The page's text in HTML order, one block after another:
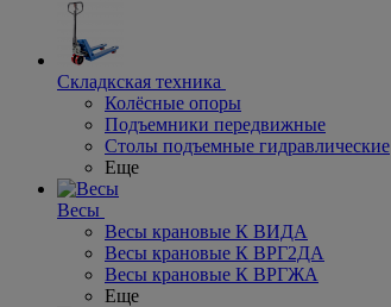
Складкская техника
Колёсные опоры
Подъемники передвижные
Столы подъемные гидравлические
Еще
Весы
Весы крановые К ВИДА
Весы крановые К ВРГ2ДА
Весы крановые К ВРГЖА
Еще